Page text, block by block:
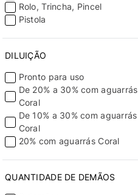
Rolo, Trincha, Pincel
Pistola
DILUIÇÃO
Pronto para uso
De 20% a 30% com aguarrás
Coral
De 10% a 30% com aguarrás
Coral
20% com aguarrás Coral
QUANTIDADE DE DEMÃOS